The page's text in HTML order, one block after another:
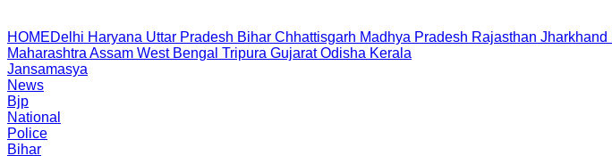
HOMEDelhi Haryana Uttar Pradesh Bihar Chhattisgarh Madhya Pradesh Rajasthan Jharkhand
Maharashtra Assam West Bengal Tripura Gujarat Odisha Kerala
Jansamasya
News
Bjp
National
Police
Bihar